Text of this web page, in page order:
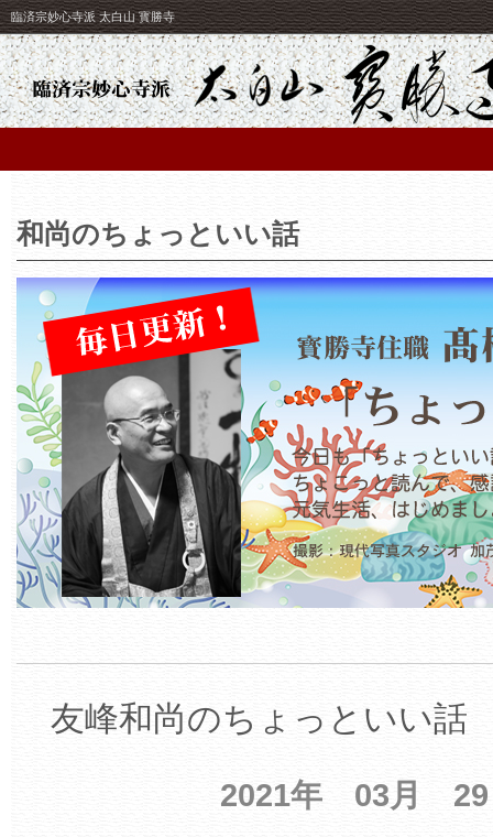
臨済宗妙心寺派 太白山 寳勝寺
和尚のちょっといい話
友峰和尚のちょっといい話
2021年 03月